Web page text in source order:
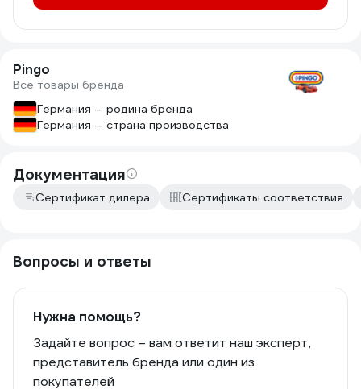
Pingo
Все товары бренда
Германия — родина бренда
Германия — страна производства
Документация
Сертификат дилера Сертификаты соответствия
Вопросы и ответы
Нужна помощь?
Задайте вопрос – вам ответит наш эксперт,
представитель бренда или один из
покупателей